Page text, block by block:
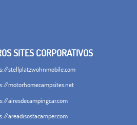
SITES CORPORATIVOS
stellplatzwohnmobile.com
motorhomecampsites.net
airesdecampingcar.com
areadisostacamper.com